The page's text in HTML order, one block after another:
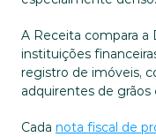
A Receita compara
instituições
registro de imóveis,
Cada nota fiscal de